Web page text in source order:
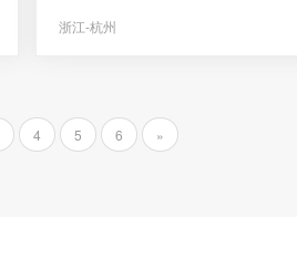
浙江-杭州
4 5 6 »